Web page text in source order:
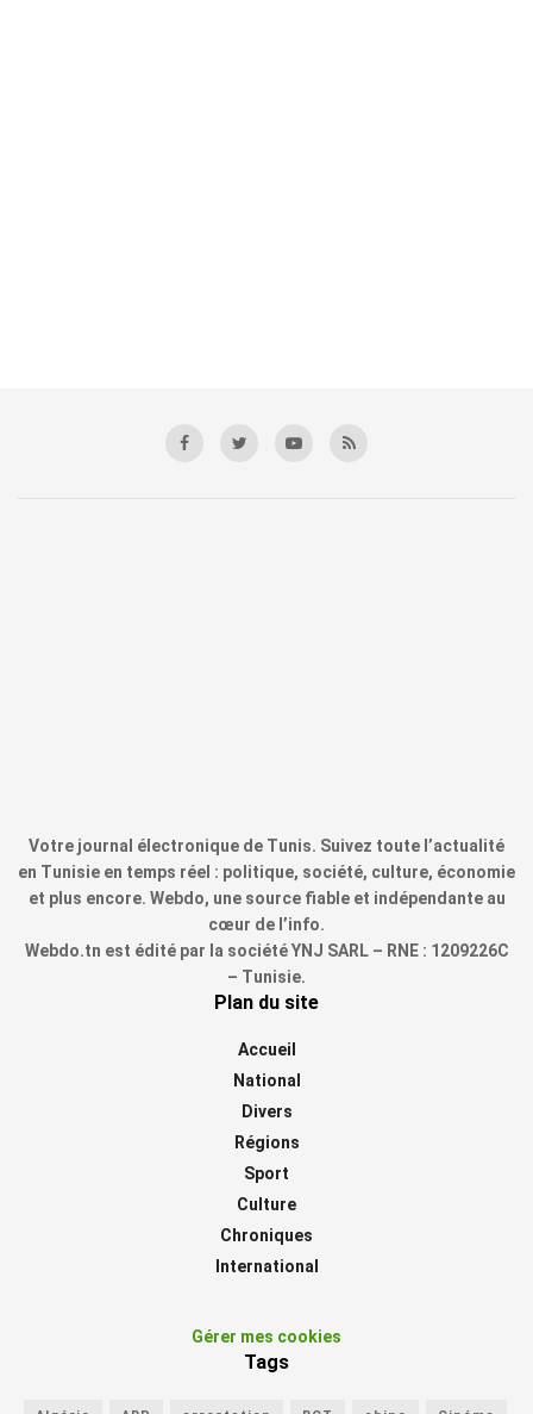
Votre journal électronique de Tunis. Suivez toute l’actualité
en Tunisie en temps réel : politique, société, culture, économie
et plus encore. Webdo, une source fiable et indépendante au
cœur de l’info.
Webdo.tn est édité par la société YNJ SARL – RNE : 1209226C
– Tunisie.
Plan du site
Accueil
National
Divers
Régions
Sport
Culture
Chroniques
International
Gérer mes cookies
Tags